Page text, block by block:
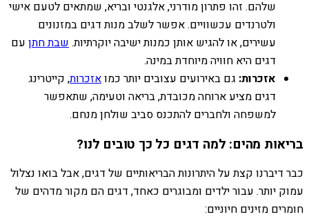
שלהם. זהו פתרון מודרני, אלגנטי ובריא, שמתאים לטעם אישי
ולטרנדים עכשוויים. אפשר לשלב מנות דגים במזנונים
עשירים, או להגיש אותן כמנות ישיבה יוקרתיות.שבת חתן עם
דגים היא חוויה מיוחדת במינה.
אזכרות: גם באירועים עצובים יותר כמואזכרות, קייטרינג
דגים מציע ארוחה מכובדת, בריאה וטעימה, שתאפשר
למשפחה ולחברים להתכנס סביב שולחן מנחם.
בריאות מהים: למה דגים כל כך טובים לנו?
כבר דיברנו קצת על היתרונות הבריאותיים של דגים, אבל בואו נצלול
עמוק יותר. עבור ילדים ומבוגרים כאחד, דגים הם מקור מדהים של
חומרים מזינים חיוניים: